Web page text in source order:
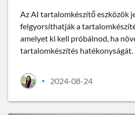
Az AI tartalomkészítő eszközök
felgyorsíthatják a
amelyet ki kell próbálnod, ha
tartalomkészítés hatékonyságát.
• 2024-08-24